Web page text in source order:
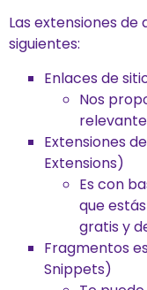
Las extensiones de
siguientes:
Enlaces de
Nos
Extensiones
Extensions)
Es con
que
gratis y
Fragmentos
Snippets)